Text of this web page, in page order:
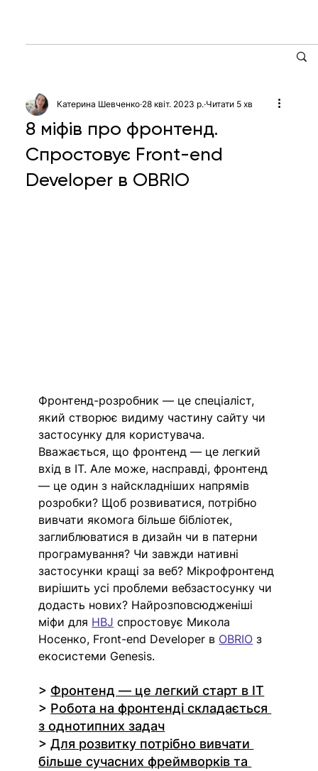
8 міфів про фронтенд.
Спростовує Front-end
Developer в OBRIO
Катерина Шевченко 28 квіт. 2023 р. Читати 5 хв
Фронтенд-розробник — це спеціаліст,
який створює видиму частину сайту чи
застосунку для користувача.
Вважається, що фронтенд — це легкий
вхід в ІТ. Але може, насправді, фронтенд
— це один з найскладніших напрямів
розробки? Щоб розвиватися, потрібно
вивчати якомога більше бібліотек,
заглиблюватися в дизайн чи в патерни
програмування? Чи завжди нативні
застосунки кращі за веб? Мікрофронтенд
вирішить усі проблеми вебзастосунку чи
додасть нових? Найрозповсюдженіші
міфи для HBJ спростовує Микола
Носенко, Front-end Developer в OBRIO з
екосистеми Genesis.
> Фронтенд — це легкий старт в ІТ
> Робота на фронтенді складається
з однотипних задач
> Для розвитку потрібно вивчати
більше сучасних фреймворків та